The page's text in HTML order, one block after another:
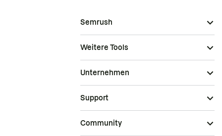
Semrush
Weitere Tools
Unternehmen
Support
Community